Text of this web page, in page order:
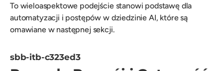
To wieloaspektowe podejście stanowi podstawę dla
automatyzacji i postępów w dziedzinie AI, które są
omawiane w następnej sekcji.
sbb-itb-c323ed3